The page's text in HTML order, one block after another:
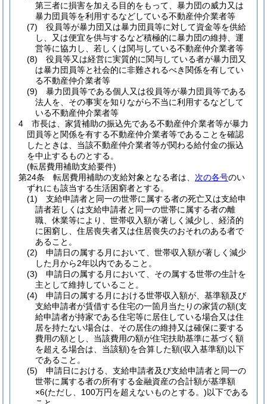
第三者に損害を加える目的をもって、暴力団の威力又は
暴力団員等を利用するなどしている不動産仲介業者等
(7)
役員等が暴力団又は暴力団員等に対して資金等を供給
し、又は便宜を供与するなど積極的に暴力団の維持、運
営等に協力し、若しくは関与している不動産仲介業者等
(8)
役員等又は経営に実質的に関与している者が暴力団又
は暴力団員等と社会的に非難されるべき関係を有してい
る不動産仲介業者等
(9)
暴力団員等である個人又は役員等が暴力団員等である
法人を、その事実を知りながら不当に利用するなどして
いる不動産仲介業者等
4
市長は、家賃補助の振込先である不動産仲介業者等が暴力
団員等と関係を有する不動産仲介業者等であることを確認
したときは、当該不動産仲介業者等が関わる給付金の振込
を中止するものとする。
(転居費用補助支給要件)
第24条
転居費用補助の支給対象となる者は、 次の各号のい
ずれにも該当する生活困窮者とする。
(1)
支給申請者と同一の世帯に属する者の死亡又は支給申
請者若しくは支給申請者と同一の世帯に属する者の離
職、休業等により、世帯収入額が著しく減少し、経済的
に困窮し、住居喪失者又は住居喪失のおそれのある者で
あること。
(2)
申請日の属する月において、世帯収入額が著しく減少
した月から2年以内であること。
(3)
申請日の属する月において、その属する世帯の生計を
主として維持していること。
(4)
申請日の属する月における世帯収入額が、基準額及び
支給申請者が賃借する住宅の一箇月当たりの家賃の額(支
給申請者が持家である住宅等に居住している場合又は住
居を持たない場合は、その居住の維持又は確保に要する
費用の額とし、当該費用の額が住宅扶助基準に基づく額
を超える場合は、当該額)を合算した額(収入基準額)以下
であること。
(5)
申請日における、支給申請者及び支給申請者と同一の
世帯に属する者の所有する金融資産の合計額が基準額
×6(ただし、100万円を超えないものとする。)以下である